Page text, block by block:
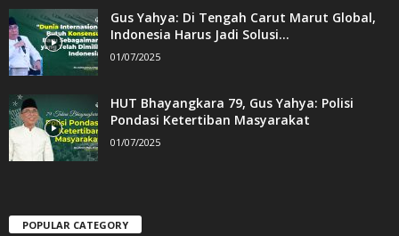
Gus Yahya: Di Tengah Carut Marut Global,
Indonesia Harus Jadi Solusi...
01/07/2025
HUT Bhayangkara 79, Gus Yahya: Polisi
Pondasi Ketertiban Masyarakat
01/07/2025
POPULAR CATEGORY